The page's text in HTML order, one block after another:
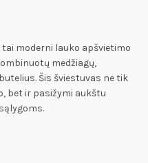
moderni lauko apšvietimo
medžiagų,
Šis šviestuvas ne tik
bet ir pasižymi aukštu